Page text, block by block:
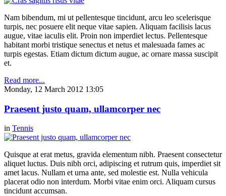
Nam bibendum, mi ut pellentesque tincidunt, arcu leo scelerisque
turpis, nec posuere elit neque vitae sapien. Aliquam facilisis lacus
augue, vitae iaculis elit. Proin non imperdiet lectus. Pellentesque
habitant morbi tristique senectus et netus et malesuada fames ac
turpis egestas. Etiam dictum dictum augue, ac ornare massa suscipit
et.
Read more...
Monday, 12 March 2012 13:05
Praesent justo quam, ullamcorper nec
in Tennis
Quisque at erat metus, gravida elementum nibh. Praesent consectetur
aliquet luctus. Duis nibh orci, adipiscing et rutrum quis, imperdiet sit
amet lacus. Nullam et urna ante, sed molestie est. Nulla vehicula
placerat odio non interdum. Morbi vitae enim orci. Aliquam cursus
tincidunt accumsan.